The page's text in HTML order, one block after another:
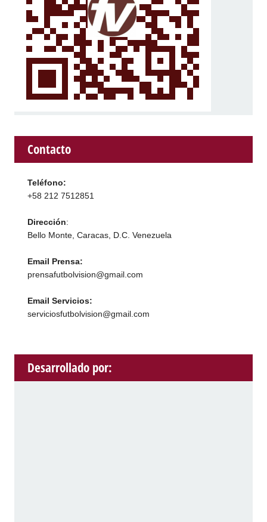
Contacto
Teléfono:
+58 212 7512851
Dirección:
Bello Monte, Caracas, D.C. Venezuela
Email Prensa:
prensafutbolvision@gmail.com
Email Servicios:
serviciosfutbolvision@gmail.com
Desarrollado por: